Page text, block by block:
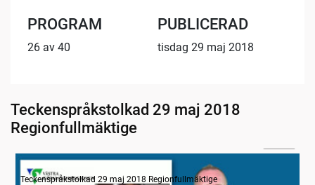
PROGRAM
26 av 40
PUBLICERAD
tisdag 29 maj 2018
Teckenspråkstolkad 29 maj 2018
Regionfullmäktige
Information
Teckenspråkstolkad 29 maj 2018 Regionfullmäktige